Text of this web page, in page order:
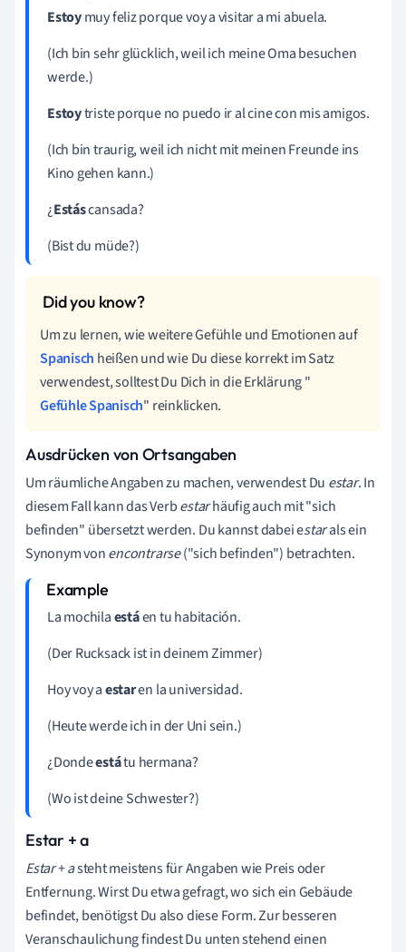
Estoymuy feliz porque voy a visitar a mi abuela.
(Ich bin sehr glücklich, weil ich meine Oma besuchen
werde.)
Estoytriste porque no puedo ir al cine con mis amigos.
(Ich bin traurig, weil ich nicht mit meinen Freunde ins
Kino gehen kann.)
¿Estáscansada?
(Bist du müde?)
Um zu lernen, wie weitere Gefühle und Emotionen auf
Spanisch heißen und wie Du diese korrekt im Satz
verwendest, solltest Du Dich in die Erklärung "
Gefühle Spanisch" reinklicken.
Ausdrücken von Ortsangaben
Um räumliche Angaben zu machen, verwendest Du estar. In
diesem Fall kann das Verbestarhäufig auch mit "sich
befinden" übersetzt werden. Du kannst dabei estarals ein
Synonym vonencontrarse("sich befinden") betrachten.
La mochilaestáen tu habitación.
(Der Rucksack ist in deinem Zimmer)
Hoy voy aestaren la universidad.
(Heute werde ich in der Uni sein.)
¿Dondeestátu hermana?
(Wo ist deine Schwester?)
Estar + a
Estar+asteht meistens für Angaben wie Preis oder
Entfernung. Wirst Du etwa gefragt, wo sich ein Gebäude
befindet, benötigst Du also diese Form. Zur besseren
Veranschaulichung findest Du unten stehend einen